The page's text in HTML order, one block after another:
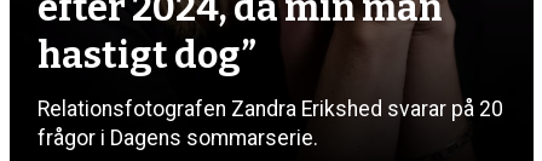
hastigt dog”
Relationsfotografen Zandra Erikshed svarar på 20
frågor i Dagens sommarserie.